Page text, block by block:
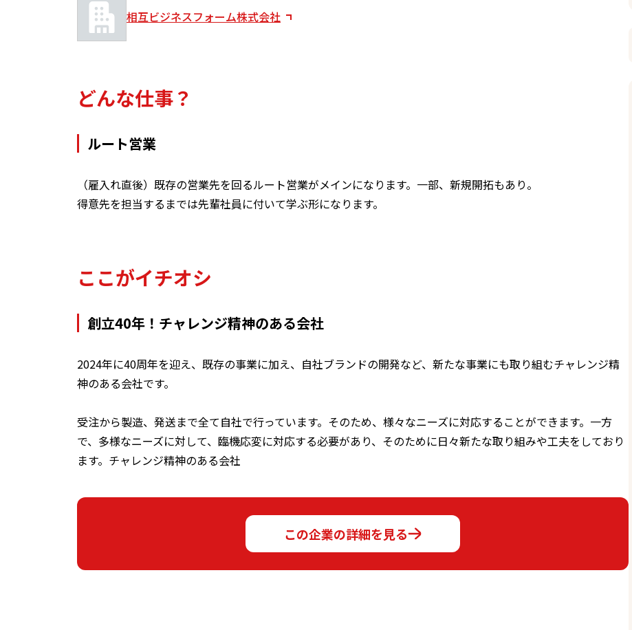
相互ビジネスフォーム株式会社
どんな仕事？
ルート営業
（雇入れ直後）既存の営業先を回るルート営業がメインになります。一部、新規開拓もあり。
ここがイチオシ
創立40年！チャレンジ精神のある会社
2024年に40周年を迎え、既存の事業に加え、自社ブランドの開発など、新たな事業にも取り組むチャレンジ精
神のある会社です。
受注から製造、発送まで全て自社で行っています。そのため、様々なニーズに対応することができます。一方
で、多様なニーズに対して、臨機応変に対応する必要があり、そのために日々新たな取り組みや工夫をしており
ます。チャレンジ精神のある会社
この企業の詳細を見る